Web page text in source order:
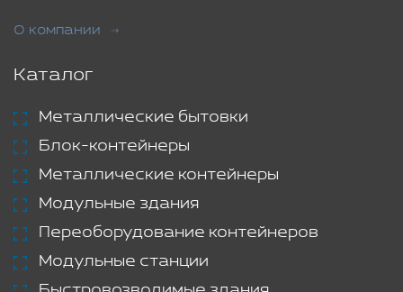
О компании
Каталог
Металлические бытовки
Блок-контейнеры
Металлические контейнеры
Модульные здания
Переоборудование контейнеров
Модульные станции